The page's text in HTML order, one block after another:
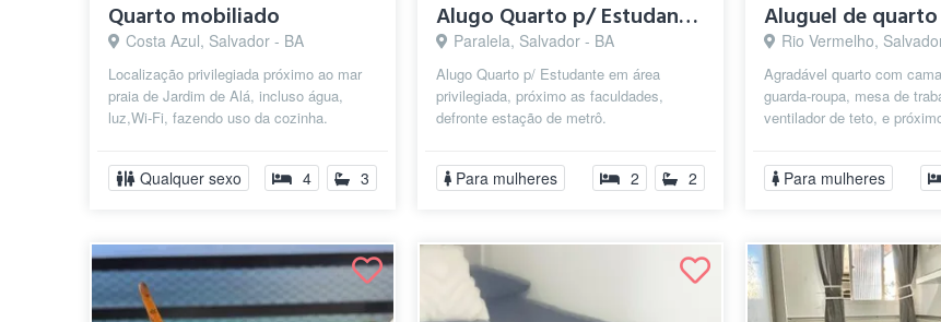
Quarto mobiliado
Costa Azul, Salvador - BA
Localização privilegiada próximo ao mar
praia de Jardim de Alá, incluso água,
luz,Wi-Fi, fazendo uso da cozinha.
Qualquer sexo 4 3
Alugo Quarto p/ Estudante Próx as Faculd...
Paralela, Salvador - BA
Alugo Quarto p/ Estudante em área
privilegiada, próximo as faculdades,
defronte estação de metrô.
Para mulheres 2 2
Rio Vermelho,
Agradável quarto com
guarda-roupa, mesa de
ventilador de teto, e
Para mulheres